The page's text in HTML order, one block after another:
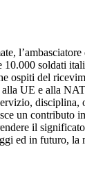
soldati
ospiti del
UE e alla
un
il
ed in futuro,